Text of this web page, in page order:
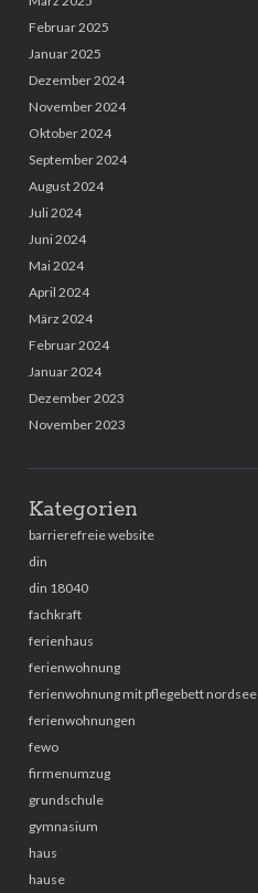
Februar 2025
Januar 2025
Dezember 2024
November 2024
Oktober 2024
September 2024
August 2024
Juli 2024
Juni 2024
Mai 2024
April 2024
März 2024
Februar 2024
Januar 2024
Dezember 2023
November 2023
Kategorien
barrierefreie website
din
din 18040
fachkraft
ferienhaus
ferienwohnung
ferienwohnung mit pflegebett nordsee
ferienwohnungen
fewo
firmenumzug
grundschule
gymnasium
haus
hause